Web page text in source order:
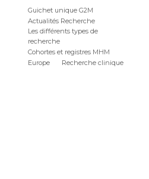
Guichet unique G2M
Actualités Recherche
Les différents types de
recherche
Cohortes et registres MHM
Europe
Recherche clinique